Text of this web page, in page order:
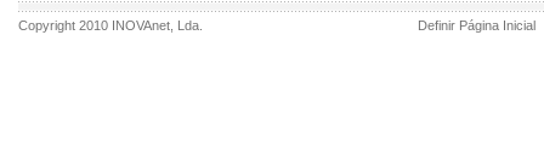
Copyright 2010 INOVAnet , Lda. Definir Página Inicial